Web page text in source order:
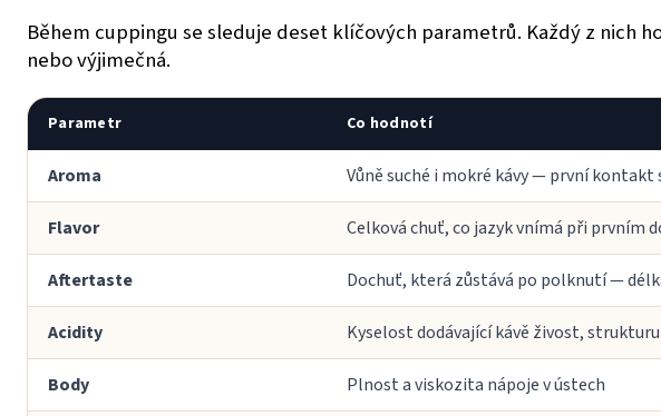
Během cuppingu se sleduje deset klíčových parametrů. Každý z nich
nebo výjimečná.
Parametr Co hodnotí
Aroma Vůně suché i mokré kávy — první kontakt
Flavor Celková chuť, co jazyk vnímá při prvním
Aftertaste Dochuť, která zůstává po polknutí —
Acidity Kyselost dodávající kávě živost,
Body Plnost a viskozita nápoje v ústech